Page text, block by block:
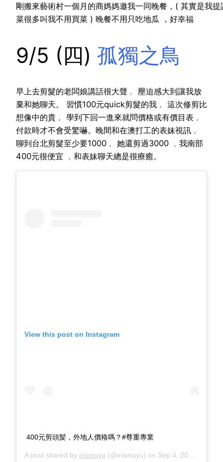
剛搬來藝術村一個月的商媽媽邀我一同晚餐，( 其實是我
菜很多叫我不用買菜 ) 晚餐不用只吃地瓜 ，好幸福
9/5 (四) 孤獨之鳥
早上去剪髮的老闆娘講話很大聲﹐ 壓迫感大到讓我放
棄和她聊天。 習慣100元quick剪髮的我﹐ 這次修剪比
想像中的貴﹐ 學到下回一進來就問價格或有價目表﹐
付款時才不會受驚嚇。晚間和在澳打工的表妹視訊﹐
聊到台北剪髮至少要1000﹐ 她還剪過3000 ﹐我南部
400元很便宜 ﹐和表妹聊天總是很療癒。
View this post on Instagram
400元剪頭髪，外地人價格嗎？#尊重專業
A post shared by irismuyu (@irismuyu) on Sep 4, 2019 at 9:00pm PDT